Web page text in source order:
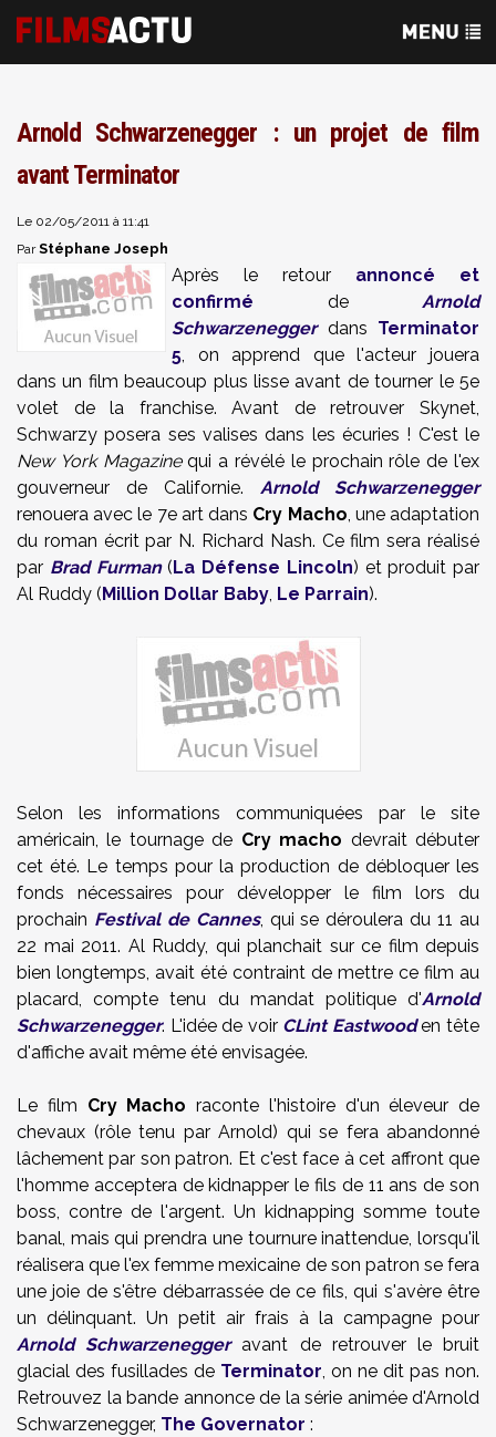
Arnold Schwarzenegger : un projet de film
avant Terminator
Le 02/05/2011 à 11:41
ParStéphane Joseph
Après le retour annoncé et
confirmé de Arnold
Schwarzeneggerdans Terminator
5, on apprend que l'acteur jouera
dans un film beaucoup plus lisse avant de tourner le 5e
volet de la franchise. Avant de retrouver Skynet,
Schwarzy posera ses valises dans les écuries ! C'est le
New York Magazinequi a révélé le prochain rôle de l'ex
gouverneur de Californie. Arnold Schwarzenegger
renouera avec le 7e art dans Cry Macho, une adaptation
du roman écrit par N. Richard Nash. Ce film sera réalisé
par Brad Furman(La Défense Lincoln) et produit par
Al Ruddy (Million Dollar Baby, Le Parrain).
Selon les informations communiquées par le site
américain, le tournage de Cry macho devrait débuter
cet été. Le temps pour la production de débloquer les
fonds nécessaires pour développer le film lors du
prochain Festival de Cannes, qui se déroulera du 11 au
22 mai 2011. Al Ruddy, qui planchait sur ce film depuis
bien longtemps, avait été contraint de mettre ce film au
placard, compte tenu du mandat politique d'Arnold
Schwarzenegger. L'idée de voir CLint Eastwooden tête
d'affiche avait même été envisagée.
Le film Cry Macho raconte l'histoire d'un éleveur de
chevaux (rôle tenu par Arnold) qui se fera abandonné
lâchement par son patron. Et c'est face à cet affront que
l'homme acceptera de kidnapper le fils de 11 ans de son
boss, contre de l'argent. Un kidnapping somme toute
banal, mais qui prendra une tournure inattendue, lorsqu'il
réalisera que l'ex femme mexicaine de son patron se fera
une joie de s'être débarrassée de ce fils, qui s'avère être
un délinquant. Un petit air frais à la campagne pour
Arnold Schwarzeneggeravant de retrouver le bruit
glacial des fusillades de Terminator, on ne dit pas non.
Retrouvez la bande annonce de la série animée d'Arnold
Schwarzenegger, The Governator :